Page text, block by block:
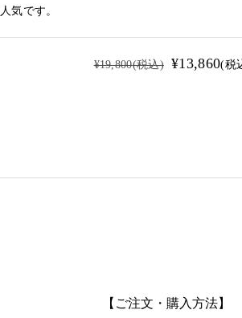
人気です。
¥19,800(税込) ¥13,860(税
【ご注文・購入方法】